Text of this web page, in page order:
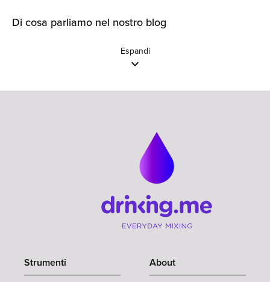
Di cosa parliamo nel nostro blog
Espandi
expand_more
Strumenti About